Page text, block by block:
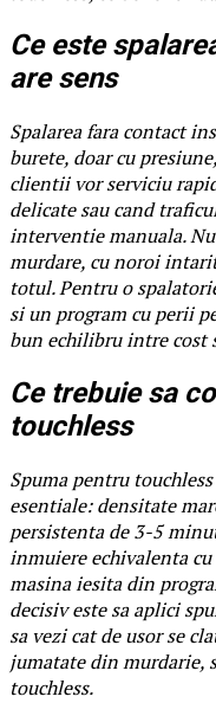
Ce este
are sens
Spalarea fara contact
burete, doar cu
clientii vor serviciu
delicate sau cand
interventie manuala.
murdare, cu noroi
totul. Pentru o
si un program cu perii
bun echilibru intre cost
Ce trebuie sa
touchless
Spuma pentru
esentiale: densitate
persistenta de 3-5
inmuiere echivalenta
masina iesita din
decisiv este sa aplici
sa vezi cat de usor se
jumatate din murdarie,
touchless.